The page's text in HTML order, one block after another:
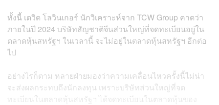
ทั้งนี้ เดวิด โลวินเกอร์ นักวิเคราะห์จาก TCW Group คาดว่า
ภายในปี 2024 บริษัทสัญชาติจีนส่วนใหญ่ที่จดทะเบียนอยู่ใน
ตลาดหุ้นสหรัฐฯ ในเวลานี้ จะไม่อยู่ในตลาดหุ้นสหรัฐฯ อีกต่อ
ไป
อย่างไรก็ตาม หลายฝ่ายมองว่าความเคลื่อนไหวครั้งนี้ไม่น่า
จะส่งผลกระทบถึงนักลงทุน เพราะบริษัทส่วนใหญ่ที่จด
ทะเบียนในตลาดหุ้นสหรัฐฯ ได้จดทะเบียนในตลาดหุ้นของ